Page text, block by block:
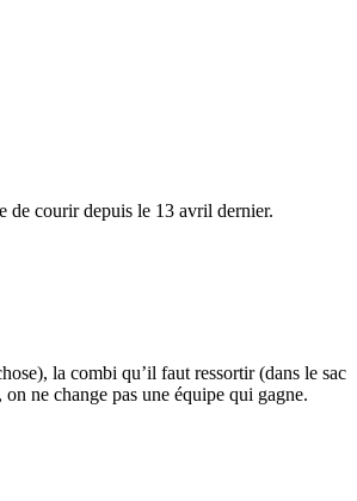
de courir depuis le 13 avril dernier.
la combi qu’il faut ressortir (dans le sac
ne change pas une équipe qui gagne.